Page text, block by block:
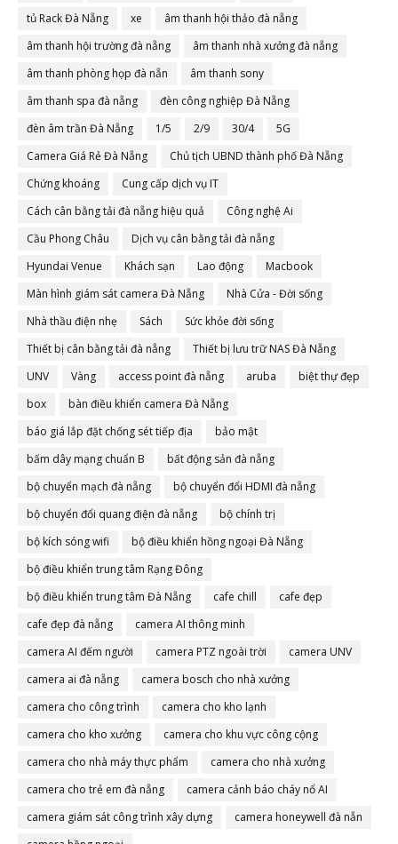
tủ Rack Đà Nẵng
xe
âm thanh hội thảo đà nẵng
âm thanh hội trường đà nẵng
âm thanh nhà xưởng đà nẵng
âm thanh phòng họp đà nẵn
âm thanh sony
âm thanh spa đà nẵng
đèn công nghiệp Đà Nẵng
đèn âm trần Đà Nẵng
1/5 2/9 30/4
5G
Camera Giá Rẻ Đà Nẵng
Chủ tịch UBND thành phố Đà Nẵng
Chứng khoáng
Cung cấp dịch vụ IT
Cách cân bằng tải đà nẵng hiệu quả
Công nghệ Ai
Cầu Phong Châu
Dịch vụ cân bằng tải đà nẵng
Hyundai Venue
Khách sạn Lao động
Macbook
Màn hình giám sát camera Đà Nẵng
Nhà Cửa - Đời sống
Nhà thầu điện nhẹ
Sách
Sức khỏe đời sống
Thiết bị cân bằng tải đà nẵng
Thiết bị lưu trữ NAS Đà Nẵng
UNV
Vàng access point đà nẵng aruba
biệt thự đẹp
box
bàn điều khiển camera Đà Nẵng
báo giá lắp đặt chống sét tiếp địa
bảo mật
bấm dây mạng chuẩn B
bất động sản đà nẵng
bộ chuyển mạch đà nẵng
bộ chuyển đổi HDMI đà nẵng
bộ chuyển đổi quang điện đà nẵng
bộ chính trị
bộ kích sóng wifi
bộ điều khiển hồng ngoại Đà Nẵng
bộ điều khiển trung tâm Rạng Đông
bộ điều khiển trung tâm Đà Nẵng
cafe chill
cafe đẹp
cafe đẹp đà nẵng
camera AI thông minh
camera AI đếm người
camera PTZ ngoài trời
camera UNV
camera ai đà nẵng
camera bosch cho nhà xưởng
camera cho công trình
camera cho kho lạnh
camera cho kho xưởng
camera cho khu vực công cộng
camera cho nhà máy thực phẩm
camera cho nhà xưởng
camera cho trẻ em đà nẵng
camera cảnh báo cháy nổ AI
camera giám sát công trình xây dựng
camera honeywell đà nẵn